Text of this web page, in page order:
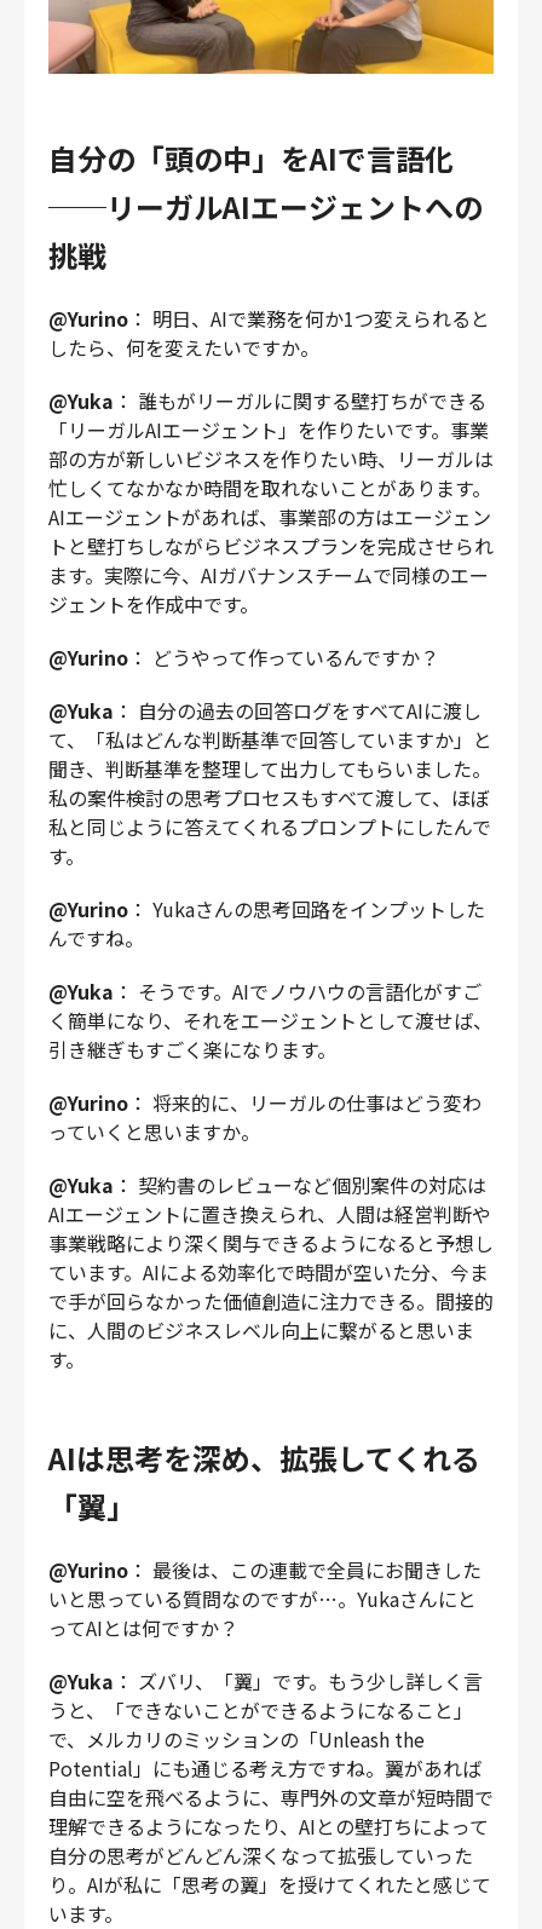
自分の「頭の中」をAIで言語化
──リーガルAIエージェントへの
挑戦
@Yurino ： 明日、AIで業務を何か1つ変えられると
したら、何を変えたいですか。
@Yuka ： 誰もがリーガルに関する壁打ちができる
「リーガルAIエージェント」を作りたいです。事業
部の方が新しいビジネスを作りたい時、リーガルは
忙しくてなかなか時間を取れないことがあります。
AIエージェントがあれば、事業部の方はエージェン
トと壁打ちしながらビジネスプランを完成させられ
ます。実際に今、AIガバナンスチームで同様のエー
ジェントを作成中です。
@Yurino ： どうやって作っているんですか？
@Yuka ： 自分の過去の回答ログをすべてAIに渡し
て、「私はどんな判断基準で回答していますか」と
聞き、判断基準を整理して出力してもらいました。
私の案件検討の思考プロセスもすべて渡して、ほぼ
私と同じように答えてくれるプロンプトにしたんで
す。
@Yurino ： Yukaさんの思考回路をインプットした
んですね。
@Yuka ： そうです。AIでノウハウの言語化がすご
く簡単になり、それをエージェントとして渡せば、
引き継ぎもすごく楽になります。
@Yurino ： 将来的に、リーガルの仕事はどう変わ
っていくと思いますか。
@Yuka ： 契約書のレビューなど個別案件の対応は
AIエージェントに置き換えられ、人間は経営判断や
事業戦略により深く関与できるようになると予想し
ています。AIによる効率化で時間が空いた分、今ま
で手が回らなかった価値創造に注力できる。間接的
に、人間のビジネスレベル向上に繋がると思いま
す。
AIは思考を深め、拡張してくれる
「翼」
@Yurino ： 最後は、この連載で全員にお聞きした
いと思っている質問なのですが…。Yukaさんにと
ってAIとは何ですか？
@Yuka ： ズバリ、「翼」です。もう少し詳しく言
うと、「できないことができるようになること」
で、メルカリのミッションの「Unleash the
Potential」にも通じる考え方ですね。翼があれば
自由に空を飛べるように、専門外の文章が短時間で
理解できるようになったり、AIとの壁打ちによって
自分の思考がどんどん深くなって拡張していった
り。AIが私に「思考の翼」を授けてくれたと感じて
います。